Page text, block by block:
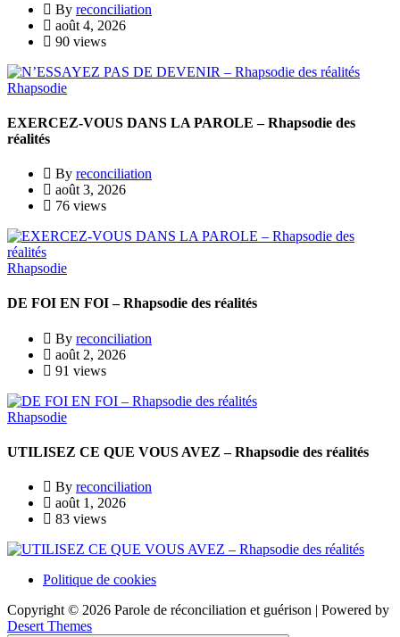
By reconciliation
août 4, 2026
90 views
Rhapsodie
EXERCEZ-VOUS DANS LA PAROLE – Rhapsodie des
réalités
By reconciliation
août 3, 2026
76 views
Rhapsodie
DE FOI EN FOI – Rhapsodie des réalités
By reconciliation
août 2, 2026
91 views
Rhapsodie
UTILISEZ CE QUE VOUS AVEZ – Rhapsodie des réalités
By reconciliation
août 1, 2026
83 views
Politique de cookies
Copyright © 2026 Parole de réconciliation et guérison | Powered by
Desert Themes